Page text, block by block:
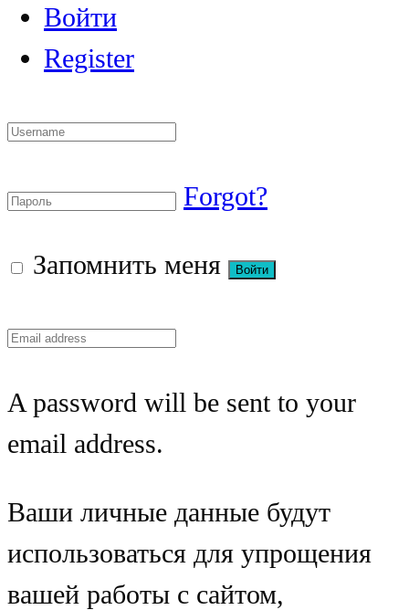
Войти
Register
Forgot?
Запомнить меня
A password will be sent to your
email address.
Ваши личные данные будут
использоваться для упрощения
вашей работы с сайтом,